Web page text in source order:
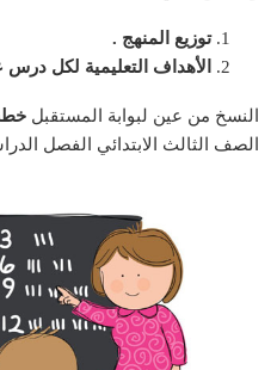
توزيع المنهج .
الأهداف التعليمية لكل
النسخ من عين لبوابة المستقبل
الصف الثالث الابتدائي الفصل الدراسي